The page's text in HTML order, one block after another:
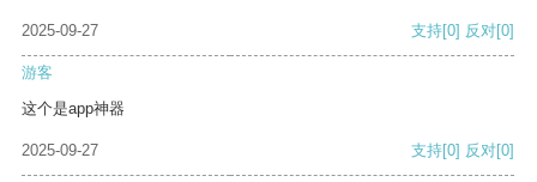
2025-09-27 支持[0] 反对[0]
游客
这个是app神器
2025-09-27 支持[0] 反对[0]